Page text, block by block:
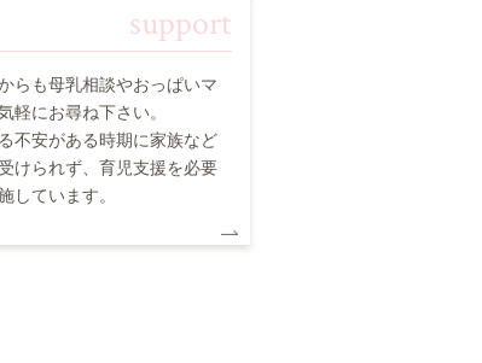
support
らも母乳相談やおっぱいマ
軽にお尋ね下さい。
不安がある時期に家族など
けられず、育児支援を必要
しています。